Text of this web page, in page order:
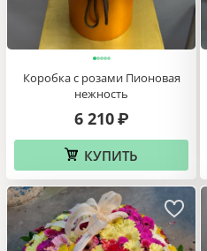
Коробка с розами Пионовая
нежность
6 210 ₽
КУПИТЬ